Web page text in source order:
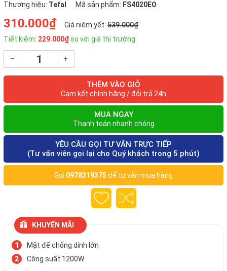
Thương hiệu: Tefal Mã sản phẩm: FS4020EO
310.000₫ Giá niêm yết: 539.000₫
Tiết kiệm: 229.000₫so với giá thị trường
– +
THÊM VÀO GIỎ
Cam kết chính hãng / đổi trả 24h
MUA NGAY
Thanh toán nhanh chóng
YÊU CẦU GỌI TƯ VẤN TRỰC TIẾP
(Tư vấn viên gọi lại cho Quý khách trong 5 phút)
Gọi 0978319375 để tư vấn mua hàng
KHUYẾN MÃI
Mặt đế chống dính lớn
Công suất 1200W